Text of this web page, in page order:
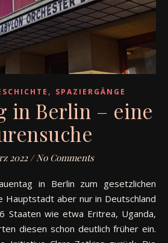
, SPAZIERGÄNGE
in Berlin – eine
2022 / No Comments
Hauptstadt aber nur in Deutschland
Staaten wie etwa Eritrea, Uganda,
diesen schon deutlich früher ein.